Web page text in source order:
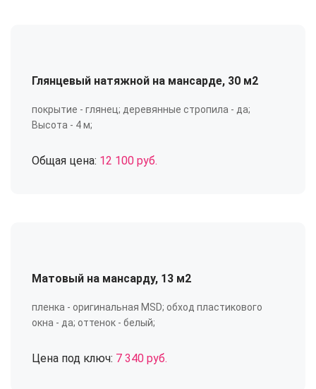
Глянцевый натяжной на мансарде, 30 м2
покрытие - глянец; деревянные стропила - да;
Высота - 4 м;
Общая цена: 12 100 руб.
Матовый на мансарду, 13 м2
пленка - оригинальная MSD; обход пластикового
окна - да; оттенок - белый;
Цена под ключ: 7 340 руб.